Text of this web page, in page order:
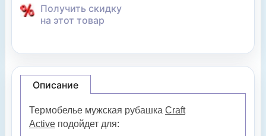
Получить скидку
на этот товар
Описание
Термобелье мужская рубашка Craft
Active подойдет для: